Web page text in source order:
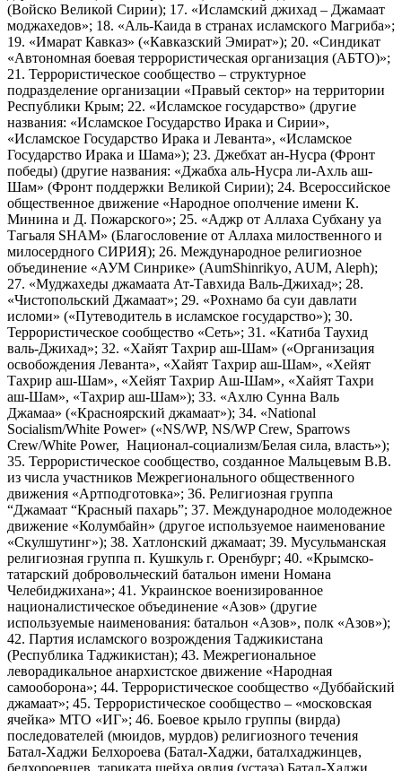
(Войско Великой Сирии); 17. «Исламский джихад – Джамаат
моджахедов»; 18. «Аль-Каида в странах исламского Магриба»;
19. «Имарат Кавказ» («Кавказский Эмират»); 20. «Синдикат
«Автономная боевая террористическая организация (АБТО)»;
21. Террористическое сообщество – структурное
подразделение организации «Правый сектор» на территории
Республики Крым; 22. «Исламское государство» (другие
названия: «Исламское Государство Ирака и Сирии»,
«Исламское Государство Ирака и Леванта», «Исламское
Государство Ирака и Шама»); 23. Джебхат ан-Нусра (Фронт
победы) (другие названия: «Джабха аль-Нусра ли-Ахль аш-
Шам» (Фронт поддержки Великой Сирии); 24. Всероссийское
общественное движение «Народное ополчение имени К.
Минина и Д. Пожарского»; 25. «Аджр от Аллаха Субхану уа
Тагьаля SHAM» (Благословение от Аллаха милоственного и
милосердного СИРИЯ); 26. Международное религиозное
объединение «АУМ Синрике» (AumShinrikyo, AUM, Aleph);
27. «Муджахеды джамаата Ат-Тавхида Валь-Джихад»; 28.
«Чистопольский Джамаат»; 29. «Рохнамо ба суи давлати
исломи» («Путеводитель в исламское государство»); 30.
Террористическое сообщество «Сеть»; 31. «Катиба Таухид
валь-Джихад»; 32. «Хайят Тахрир аш-Шам» («Организация
освобождения Леванта», «Хайят Тахрир аш-Шам», «Хейят
Тахрир аш-Шам», «Хейят Тахрир Аш-Шам», «Хайят Тахри
аш-Шам», «Тахрир аш-Шам»); 33. «Ахлю Сунна Валь
Джамаа» («Красноярский джамаат»); 34. «National
Socialism/White Power» («NS/WP, NS/WP Crew, Sparrows
Crew/White Power, Национал-социализм/Белая сила, власть»);
35. Террористическое сообщество, созданное Мальцевым В.В.
из числа участников Межрегионального общественного
движения «Артподготовка»; 36. Религиозная группа
“Джамаат “Красный пахарь”; 37. Международное молодежное
движение «Колумбайн» (другое используемое наименование
«Скулшутинг»); 38. Хатлонский джамаат; 39. Мусульманская
религиозная группа п. Кушкуль г. Оренбург; 40. «Крымско-
татарский добровольческий батальон имени Номана
Челебиджихана»; 41. Украинское военизированное
националистическое объединение «Азов» (другие
используемые наименования: батальон «Азов», полк «Азов»);
42. Партия исламского возрождения Таджикистана
(Республика Таджикистан); 43. Межрегиональное
леворадикальное анархистское движение «Народная
самооборона»; 44. Террористическое сообщество «Дуббайский
джамаат»; 45. Террористическое сообщество – «московская
ячейка» МТО «ИГ»; 46. Боевое крыло группы (вирда)
последователей (мюидов, мурдов) религиозного течения
Батал-Хаджи Белхороева (Батал-Хаджи, баталхаджинцев,
белхороевцев, тариката шейха овлия (устаза) Батал-Хаджи